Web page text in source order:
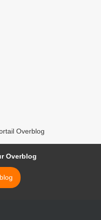
Overblog
Overblog